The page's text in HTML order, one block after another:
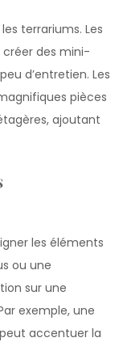
terrariums. Les
des mini-
d’entretien. Les
pièces
ajoutant
les éléments
ou une
sur une
exemple, une
accentuer la